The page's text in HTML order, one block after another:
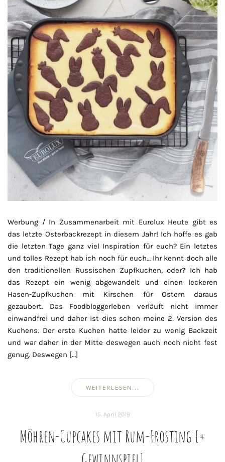
Werbung / In Zusammenarbeit mit Eurolux Heute gibt es
das letzte Osterbackrezept in diesem Jahr! Ich hoffe es gab
die letzten Tage ganz viel Inspiration für euch? Ein letztes
und tolles Rezept hab ich noch für euch… Ihr kennt doch alle
den traditionellen Russischen Zupfkuchen, oder? Ich hab
das Rezept ein wenig abgewandelt und einen leckeren
Hasen-Zupfkuchen mit Kirschen für Ostern daraus
gezaubert. Das Foodbloggerleben verläuft nicht immer
einwandfrei und daher ist dies schon meine 2. Version des
Kuchens. Der erste Kuchen hatte leider zu wenig Backzeit
und war daher in der Mitte deswegen auch noch nicht fest
genug. Deswegen […]
WEITERLESEN...
15. April 2019
Möhren-Cupcakes mit Rum-Frosting {+